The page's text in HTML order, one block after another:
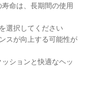
命は、長期間の使用
選択してください
スが向上する可能性が
ションと快適なヘッ